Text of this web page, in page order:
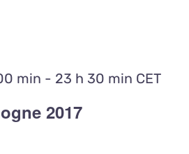
2017
min - 23 h 30 min CET